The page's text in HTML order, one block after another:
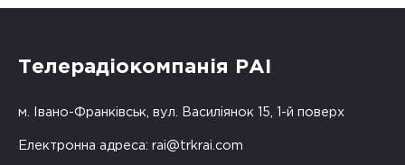
Телерадіокомпанія РАІ
м. Івано-Франківськ, вул. Василіянок 15, 1-й поверх
Електронна адреса: rai@trkrai.com